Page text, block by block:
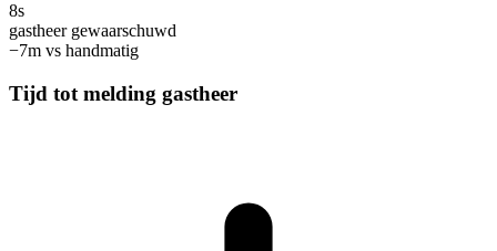
8s
gastheer gewaarschuwd
−7m vs handmatig
Tijd tot melding gastheer